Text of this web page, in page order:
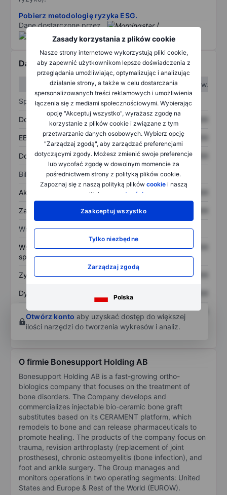
Zasady korzystania z plików cookie
Nasze strony internetowe wykorzystują pliki cookie,
aby zapewnić użytkownikom lepsze doświadczenia z
przeglądania umożliwiając, optymalizując i analizując
działanie strony, a także w celu dostarczania
spersonalizowanych treści reklamowych i umożliwienia
łączenia się z mediami społecznościowymi. Wybierając
opcję "Akceptuj wszystko", wyrażasz zgodę na
korzystanie z plików cookie i związane z tym
przetwarzanie danych osobowych. Wybierz opcję
"Zarządzaj zgodą", aby zarządzać preferencjami
dotyczącymi zgody. Możesz zmienić swoje preferencje
lub wycofać zgodę w dowolnym momencie za
pośrednictwem strony z polityką plików cookie.
Zapoznaj się z naszą polityką plików cookiei naszą
polityką
prywatności
Zaakceptuj wszystko
Tylko niezbędne
Zarządzaj zgodą
Polska
Pobierz metodologię ryzyka ESG.
Dane dostarczone przez
/
Dane finansowe
W I kw.
W II kw.
Sprawozdanie z zysków
Dochód XXXXXXX
EBITDA XXXXXXX XXXXXXX
Dochód netto XXXXXXX XXXXXXX
Bilans
Aktywa ogółem XXXXXXX
Zadłużenie ogółem XXXXXXX
Wskaźniki
Współczynnik cena do
sprzedaży
XXXXXXX XXXXXXX
Zysk na akcję XXXXXXX XXXXXXX
Dywidenda na akcję XXXXXXX
Zwrot z kapitału
własnego
XXXXXXX XXXXXXX
Otwórz konto aby uzyskać dostęp do większej
ilości narzędzi do tworzenia wykresów i analiz.
O firmie Bonesupport Holding AB
Bonesupport Holding AB is a fast-growing ortho-
biologics company that focuses on the treatment of
bone disorders. The Company develops and
commercializes injectable bio-ceramic bone graft
substitutes based on its CERAMENT platform, which
remodels to bone and can release pharmaceuticals to
promote healing. The products of the company focus on
trauma, revision arthroplasty (replacement of joint
prostheses), chronic osteomyelitis (bone infection), and
foot and ankle surgery. The Group manages and
monitors operations in two operating segments: United
States and Europe & Rest of the World (EUROW).